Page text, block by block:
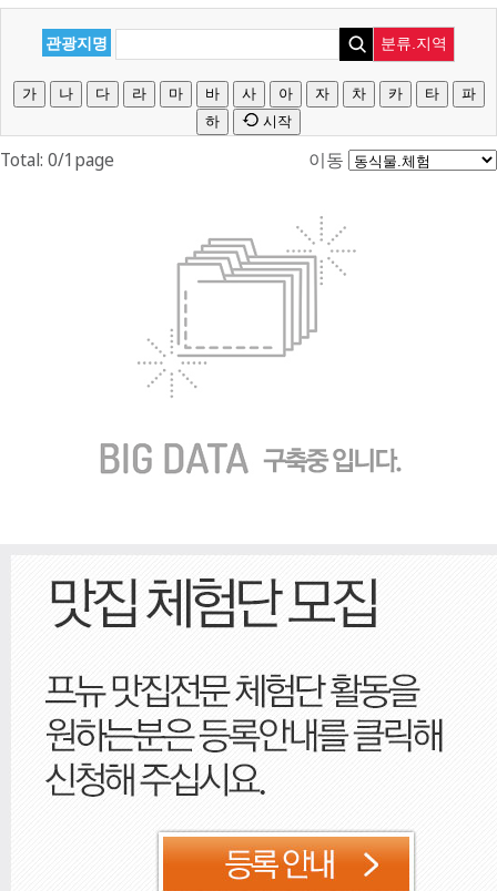
관광지명 분류.지역
가 나 다 라 마 바 사 아 자 차 카 타
파
하
시작
Total: 0/1page 이동